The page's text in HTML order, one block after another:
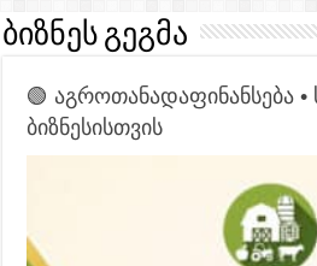
ბიზნეს გეგმა
🟢 აგროთანადაფინანსება
ბიზნესისთვის